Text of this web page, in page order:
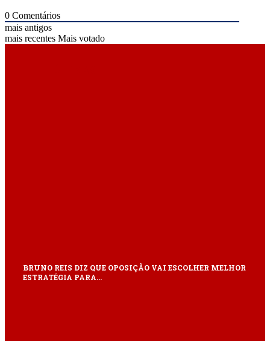
0 Comentários
mais antigos
mais recentes Mais votado
BRUNO REIS DIZ QUE OPOSIÇÃO VAI ESCOLHER MELHOR
ESTRATÉGIA PARA…